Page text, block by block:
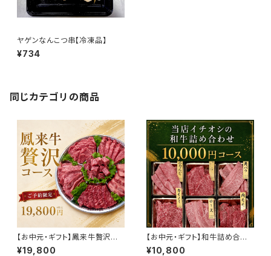
ヤゲンなんこつ串【冷凍品】
¥734
同じカテゴリの商品
【お中元・ギフト】鳳来牛贅沢コ
ース
¥19,800
【お中元・ギフト】和牛詰め合わ
せコース
¥10,800